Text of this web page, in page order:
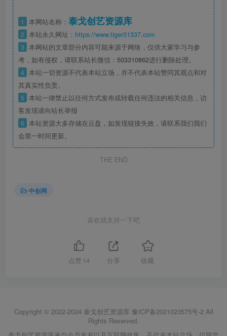
1 本网站名称： 泰戈创艺资源库
2 本站永久网址： https://www.tiger31337.com
3 本网站的文章部分内容可能来源于网络，仅供大家学习与参
考，如有侵权，请联系站长微信： 503310862进行删除处理。
4 本站一切资源不代表本站立场，并不代表本站赞同其观点和对
其真实性负责。
5 本站一律禁止以任何方式发布或转载任何违法的相关信息，访
客发现请向站长举报
6 本站资源大多存储在云盘，如发现链接失效，请联系我们我们
会第一时间更新。
THE END
中创网
喜欢就支持一下吧
点赞 14 分享 收藏
Copyright © 2022-2024 泰戈创艺资源库 豫ICP备2021023575号-2All
Rights Reserved.